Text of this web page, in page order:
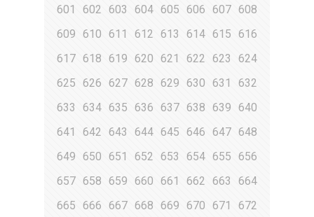
601
602 603 604 605 606 607 608
609
610 611 612 613 614 615
616
617 618 619 620 621 622 623
624
625
626 627 628 629 630 631
632
633
634 635 636 637 638 639 640
641
642 643 644 645 646 647 648
649
650 651 652 653 654 655 656
657 658 659 660 661 662 663
664
665
666 667 668 669 670 671
672